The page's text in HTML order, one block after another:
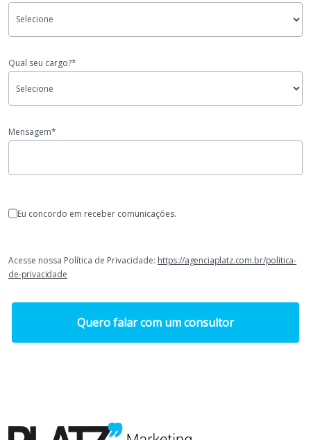
Qual seu cargo?*
Mensagem*
Eu concordo em receber comunicações.
Acesse nossa Política de Privacidade: https://agenciaplatz.com.br/politica-
de-privacidade
Quero falar com um consultor